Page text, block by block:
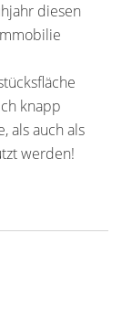
diesen
knapp
als auch als
werden!